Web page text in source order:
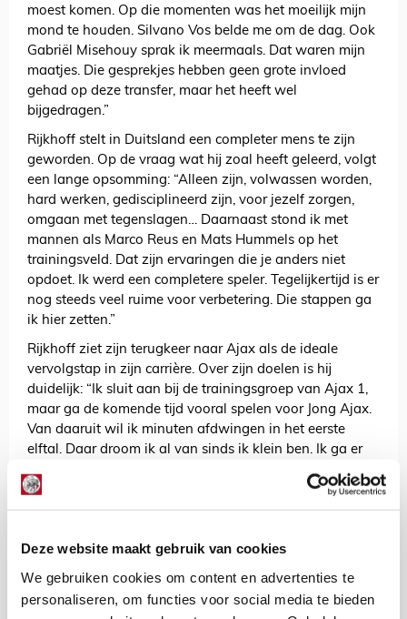
Deze website maakt gebruik van cookies
We gebruiken cookies om content en advertenties te
personaliseren, om functies voor social media te bieden
moest komen. Op die momenten was het moeilijk mijn
mond te houden. Silvano Vos belde me om de dag. Ook
Gabriël Misehouy sprak ik meermaals. Dat waren mijn
maatjes. Die gesprekjes hebben geen grote invloed
gehad op deze transfer, maar het heeft wel
bijgedragen.”
Rijkhoff stelt in Duitsland een completer mens te zijn
geworden. Op de vraag wat hij zoal heeft geleerd, volgt
een lange opsomming: “Alleen zijn, volwassen worden,
hard werken, gedisciplineerd zijn, voor jezelf zorgen,
omgaan met tegenslagen… Daarnaast stond ik met
mannen als Marco Reus en Mats Hummels op het
trainingsveld. Dat zijn ervaringen die je anders niet
opdoet. Ik werd een completere speler. Tegelijkertijd is er
nog steeds veel ruime voor verbetering. Die stappen ga
ik hier zetten.”
Rijkhoff ziet zijn terugkeer naar Ajax als de ideale
vervolgstap in zijn carrière. Over zijn doelen is hij
duidelijk: “Ik sluit aan bij de trainingsgroep van Ajax 1,
maar ga de komende tijd vooral spelen voor Jong Ajax.
Van daaruit wil ik minuten afdwingen in het eerste
elftal. Daar droom ik al van sinds ik klein ben. Ik ga er
alles aan doen. Ik ben blij dat ik die droom nu kan
voortzetten.”
De Redactie